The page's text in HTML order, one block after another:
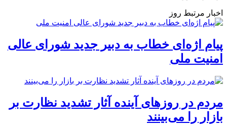
اخبار مرتبط روز
پیام اژه‌ای خطاب به دبیر جدید شورای عالی
امنیت ملی
مردم در روزهای آینده آثار تشدید نظارت بر
بازار را می‌بینند